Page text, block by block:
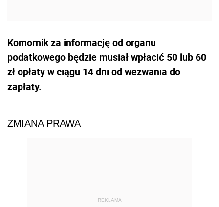
Komornik za informację od organu
podatkowego będzie musiał wpłacić 50 lub 60
zł opłaty w ciągu 14 dni od wezwania do
zapłaty.
ZMIANA PRAWA
REKLAMA